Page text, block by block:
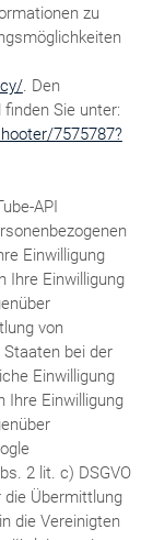
zu
. Den
Sie unter:
7575787?
API
Einwilligung
Ihre Einwilligung
von
bei der
Einwilligung
Ihre Einwilligung
2 lit. c) DSGVO
die Übermittlung
die Vereinigten